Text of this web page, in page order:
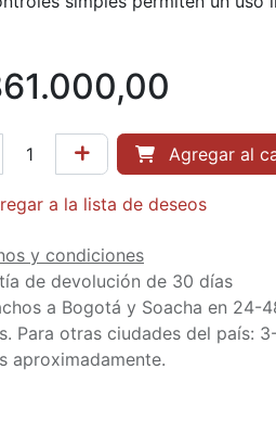
Agregar al
a la lista de deseos
y condiciones
de devolución de 30 días
a Bogotá y Soacha en 24-
Para otras ciudades del país:
aproximadamente.